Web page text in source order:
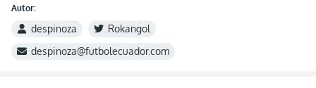
Autor:
despinoza
Rokangol
despinoza@futbolecuador.com